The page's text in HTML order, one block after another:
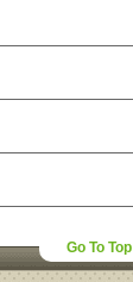
Go To Top